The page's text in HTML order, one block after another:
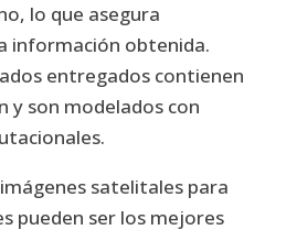
lo que asegura
información obtenida.
entregados contienen
y son modelados con
satelitales para
pueden ser los mejores